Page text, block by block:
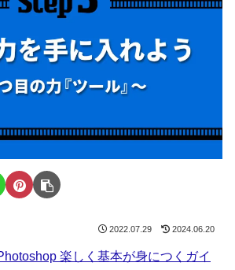
2022.07.29 2024.06.20
楽しく基本が身につくガイ